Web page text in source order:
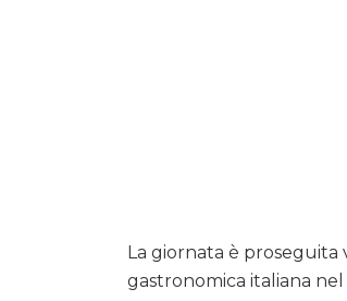
La giornata è proseguita
gastronomica italiana